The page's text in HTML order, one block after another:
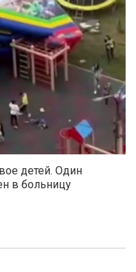
детей. Один
в больницу